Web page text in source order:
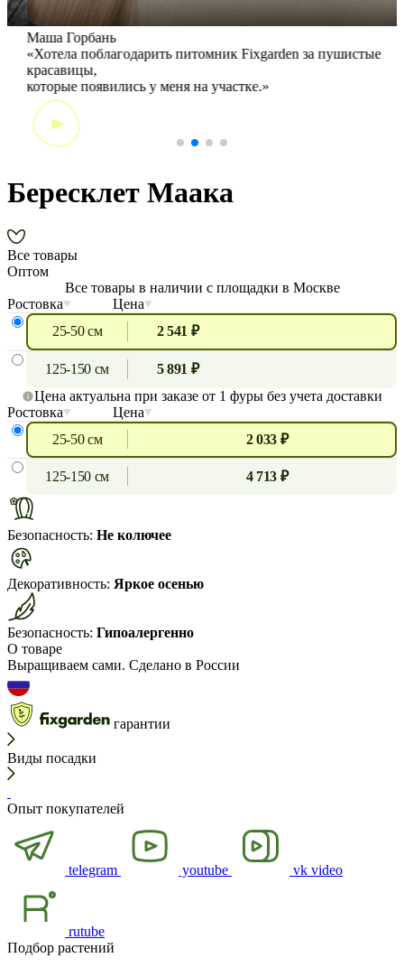
Маша Горбань
«Хотела поблагодарить питомник Fixgarden за пушистые
красавицы,
которые появились у меня на участке.»
Бересклет Маака
Все товары
Оптом
Все товары в наличии с площадки в Москве
Ростовка
Цена
25-50 см
2 541 ₽
125-150 см
5 891 ₽
Цена актуальна при заказе от 1 фуры без учета доставки
Ростовка
Цена
25-50 см
2 033 ₽
125-150 см 4 713 ₽
Безопасность: Не колючее
Декоративность: Яркое осенью
Безопасность: Гипоалергенно
О товаре
Выращиваем сами. Сделано в России
гарантии
Виды посадки
Опыт покупателей
telegram youtube vk video
rutube
Подбор растений